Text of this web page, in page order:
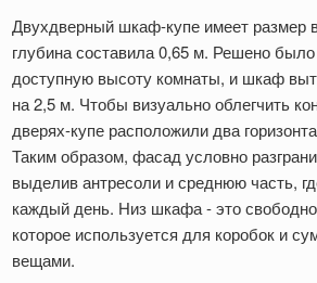
Двухдверный шкаф-купе имеет размер
глубина составила 0,65 м. Решено
доступную высоту комнаты, и шкаф
на 2,5 м. Чтобы визуально облегчить
дверях-купе расположили два
Таким образом, фасад условно
выделив антресоли и среднюю часть,
каждый день. Низ шкафа - это
которое используется для коробок и
вещами.